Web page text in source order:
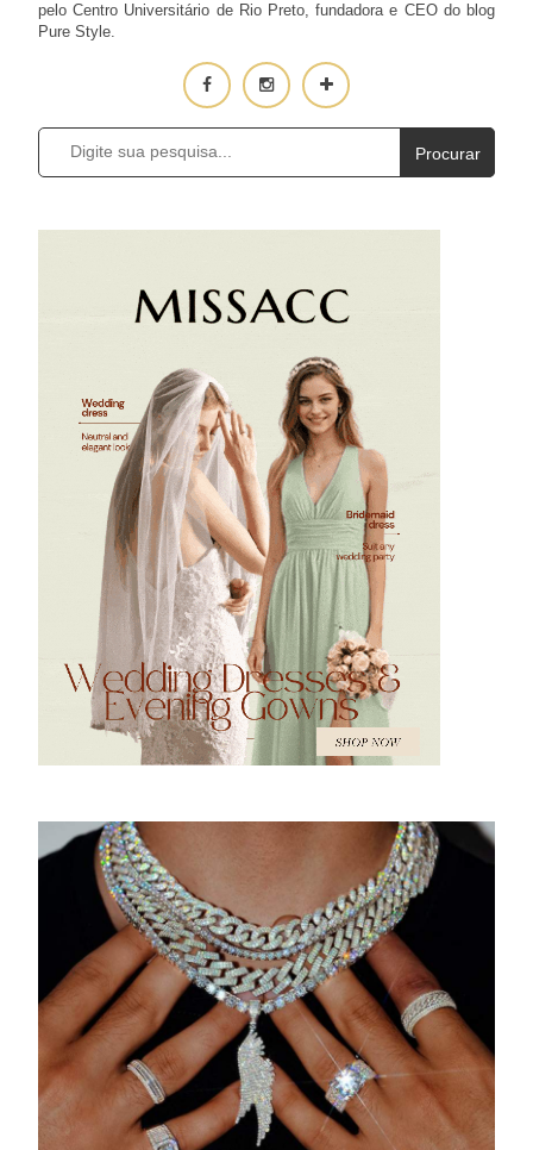
pelo Centro Universitário de Rio Preto, fundadora e CEO do blog
Pure Style.
Procurar